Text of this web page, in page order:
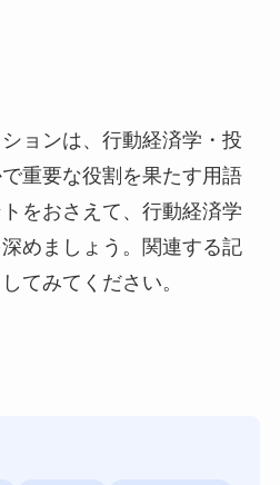
ョンは、行動経済学・投
重要な役割を果たす用語
をおさえて、行動経済学
めましょう。関連する記
てみてください。